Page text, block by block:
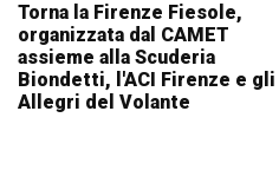
Torna la Firenze Fiesole,
organizzata dal CAMET
assieme alla Scuderia
Biondetti, l'ACI Firenze e gli
Allegri del Volante